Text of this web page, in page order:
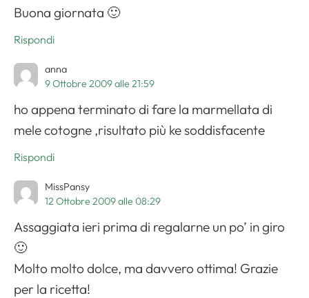
Buona giornata 🙂
Rispondi
anna
9 Ottobre 2009 alle 21:59
ho appena terminato di fare la marmellata di
mele cotogne ,risultato più ke soddisfacente
Rispondi
MissPansy
12 Ottobre 2009 alle 08:29
Assaggiata ieri prima di regalarne un po’ in giro
🙂
Molto molto dolce, ma davvero ottima! Grazie
per la ricetta!